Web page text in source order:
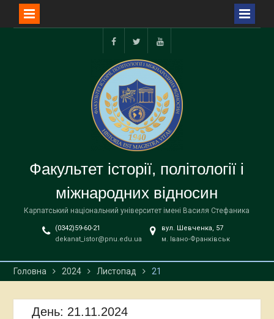
facebooktwitter youtube
Факультет історії, політології і
міжнародних відносин
Карпатський національний університет імені Василя Стефаника
(0342)59-60-21
dekanat_istor@pnu.edu.ua
вул. Шевченка, 57
м. Івано-Франківськ
Головна 2024 Листопад 21
День: 21.11.2024